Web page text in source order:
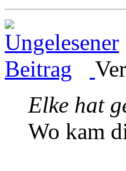
Elke hat
Wo kam